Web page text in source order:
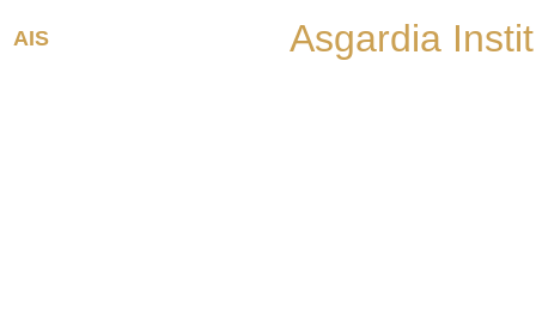
AIS Asgardia